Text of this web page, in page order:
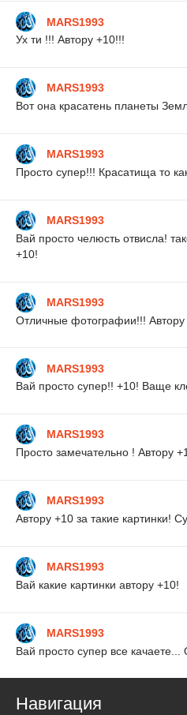
MARS1993
Ух ти !!! Автору +10!!!
MARS1993
Вот она красатень планеты
MARS1993
Просто супер!!! Красатища то
MARS1993
Вай просто челюсть отвисла!
+10!
MARS1993
Отличные фотографии!!! Автору
MARS1993
Вай просто супер!! +10! Ваще
MARS1993
Просто замечательно ! Автору
MARS1993
Автору +10 за такие картинки!
MARS1993
Вай какие картинки автору +10!
MARS1993
Вай просто супер все
Навигация